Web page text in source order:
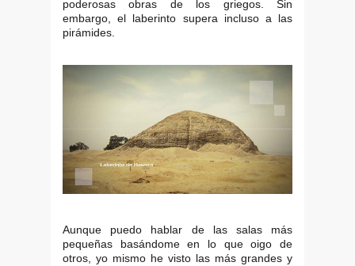
poderosas obras de los griegos. Sin
embargo, el laberinto supera incluso a las
pirámides.
Aunque puedo hablar de las salas más
pequeñas basándome en lo que oigo de
otros, yo mismo he visto las más grandes y